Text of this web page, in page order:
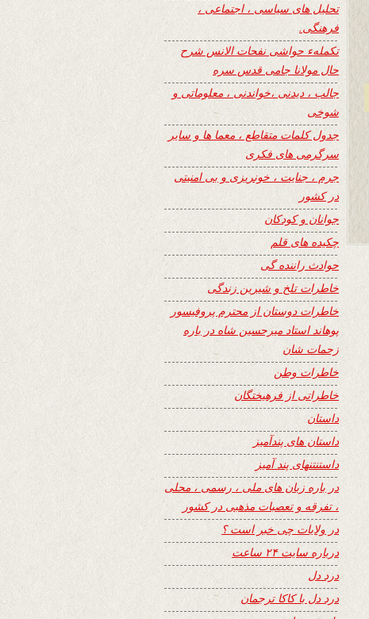
تحلیل های سیاسی ، اجتماعی ،
فرهنگی.
تکملهء حواشی نفحات الانس شرح
حال مولانا جامی قدس سره
جالب ، دیدنی ،خواندنی ، معلوماتی و
شوخی
جدول کلمات متقاطع ، معما ها و سایر
سرگرمی های فکری
جرم ، جنایت ، خونریزی و بی امنیتی
در کشور
جوانان و کودکان
چکیده های قلم
حوادث راننده گی
خاطرات تلخ و شیرین زندگی
خاطرات دوستان از محترم پروفیسور
پوهاند استاد میرحسین شاه در باره
زحمات شان
خاطرات وطن
خاطراتی از فرهیختگان
داستان
داستان های پندآمیز
داستنتنهای پند آمیز
در باره زبان های ملی ، رسمی ، محلی
، تفرقه و تعصبات مذهبی در کشور
در ولایات چی خبر است ؟
درباره سایت ۲۴ ساعت
درد دل
درد دل با کاکا ترجمان